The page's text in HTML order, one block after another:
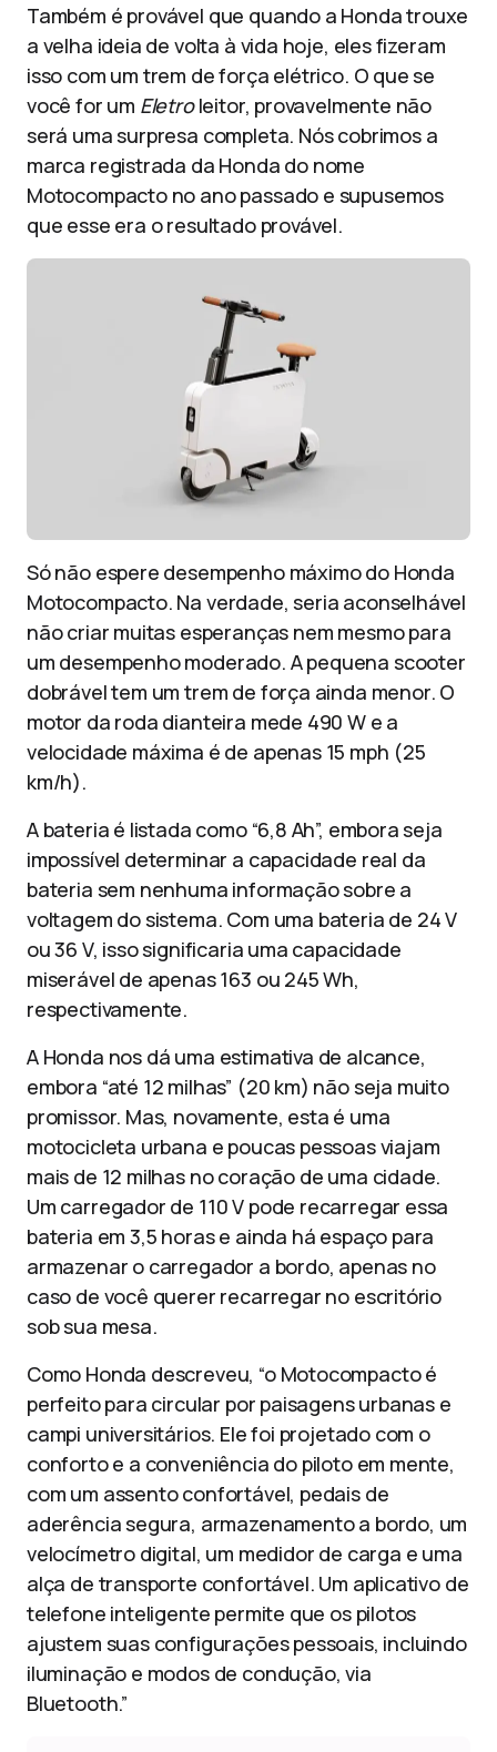
Também é provável que quando a Honda trouxe
a velha ideia de volta à vida hoje, eles fizeram
isso com um trem de força elétrico. O que se
você for um Eletroleitor, provavelmente não
será uma surpresa completa. Nós cobrimos a
marca registrada da Honda do nome
Motocompacto no ano passado e supusemos
que esse era o resultado provável.
Só não espere desempenho máximo do Honda
Motocompacto. Na verdade, seria aconselhável
não criar muitas esperanças nem mesmo para
um desempenho moderado. A pequena scooter
dobrável tem um trem de força ainda menor. O
motor da roda dianteira mede 490 W e a
velocidade máxima é de apenas 15 mph (25
km/h).
A bateria é listada como “6,8 Ah”, embora seja
impossível determinar a capacidade real da
bateria sem nenhuma informação sobre a
voltagem do sistema. Com uma bateria de 24 V
ou 36 V, isso significaria uma capacidade
miserável de apenas 163 ou 245 Wh,
respectivamente.
A Honda nos dá uma estimativa de alcance,
embora “até 12 milhas” (20 km) não seja muito
promissor. Mas, novamente, esta é uma
motocicleta urbana e poucas pessoas viajam
mais de 12 milhas no coração de uma cidade.
Um carregador de 110 V pode recarregar essa
bateria em 3,5 horas e ainda há espaço para
armazenar o carregador a bordo, apenas no
caso de você querer recarregar no escritório
sob sua mesa.
Como Honda descreveu, “o Motocompacto é
perfeito para circular por paisagens urbanas e
campi universitários. Ele foi projetado com o
conforto e a conveniência do piloto em mente,
com um assento confortável, pedais de
aderência segura, armazenamento a bordo, um
velocímetro digital, um medidor de carga e uma
alça de transporte confortável. Um aplicativo de
telefone inteligente permite que os pilotos
ajustem suas configurações pessoais, incluindo
iluminação e modos de condução, via
Bluetooth.”